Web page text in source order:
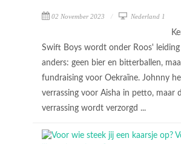
02 November 2023 Nederland 1
Swift Boys wordt onder Roos' leiding
anders: geen bier en bitterballen,
fundraising voor Oekraïne. Johnny
verrassing voor Aisha in petto, maar
verrassing wordt verzorgd ...